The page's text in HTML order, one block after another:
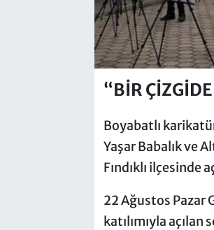
“BİR
Boyabatlı
Yaşar Babalık ve
Fındıklı ilçesinde
22 Ağustos Pazar
katılımıyla açılan